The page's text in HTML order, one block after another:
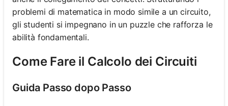
problemi di matematica in modo simile a un circuito,
gli studenti si impegnano in un puzzle che rafforza le
abilità fondamentali.
Come Fare il Calcolo dei Circuiti
Guida Passo dopo Passo